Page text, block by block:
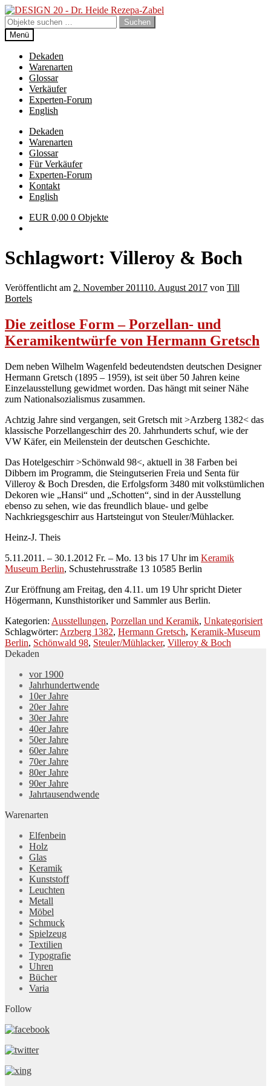
Zur
Navigation
springen
Zum
Inhalt
springen
Suchen
nach:
Suchen
Menü
Dekaden
Warenarten
Glossar
Verkäufer
Experten-Forum
English
Dekaden
Warenarten
Glossar
Für Verkäufer
Experten-Forum
Kontakt
English
EUR 0,00 0 Objekte
Schlagwort: Villeroy & Boch
Veröffentlicht am 2. November 201110. August 2017 von Till
Bortels
Die zeitlose Form – Porzellan- und
Keramikentwürfe von Hermann Gretsch
Dem neben Wilhelm Wagenfeld bedeutendsten deutschen Designer
Hermann Gretsch (1895 – 1959), ist seit über 50 Jahren keine
Einzelausstellung gewidmet worden. Das hängt mit seiner Nähe
zum Nationalsozialismus zusammen.
Achtzig Jahre sind vergangen, seit Gretsch mit >Arzberg 1382< das
klassische Porzellangeschirr des 20. Jahrhunderts schuf, wie der
VW Käfer, ein Meilenstein der deutschen Geschichte.
Das Hotelgeschirr >Schönwald 98<, aktuell in 38 Farben bei
Dibbern im Programm, die Steingutserien Freia und Senta für
Villeroy & Boch Dresden, die Erfolgsform 3480 mit volkstümlichen
Dekoren wie „Hansi“ und „Schotten“, sind in der Ausstellung
ebenso zu sehen, wie das freundlich blaue- und gelbe
Nachkriegsgeschirr aus Hartsteingut von Steuler/Mühlacker.
Heinz-J. Theis
5.11.2011. – 30.1.2012 Fr. – Mo. 13 bis 17 Uhr im Keramik
Museum Berlin, Schustehrusstraße 13 10585 Berlin
Zur Eröffnung am Freitag, den 4.11. um 19 Uhr spricht Dieter
Högermann, Kunsthistoriker und Sammler aus Berlin.
Kategorien: Ausstellungen, Porzellan und Keramik, Unkategorisiert
Schlagwörter: Arzberg 1382, Hermann Gretsch, Keramik-Museum
Berlin, Schönwald 98, Steuler/Mühlacker, Villeroy & Boch
Dekaden
vor 1900
Jahrhundertwende
10er Jahre
20er Jahre
30er Jahre
40er Jahre
50er Jahre
60er Jahre
70er Jahre
80er Jahre
90er Jahre
Jahrtausendwende
Warenarten
Elfenbein
Holz
Glas
Keramik
Kunststoff
Leuchten
Metall
Möbel
Schmuck
Spielzeug
Textilien
Typografie
Uhren
Bücher
Varia
Follow